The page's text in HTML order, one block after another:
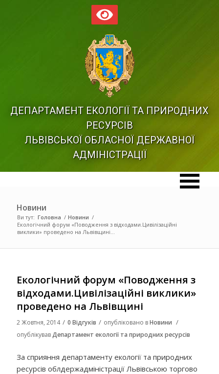
ДЕПАРТАМЕНТ ЕКОЛОГІЇ ТА ПРИРОДНИХ
РЕСУРСІВ
ЛЬВІВСЬКОЇ ОБЛАСНОЇ ДЕРЖАВНОЇ
АДМІНІСТРАЦІЇ
Новини
Ви тут: Головна / Новини /
Екологічний форум «Поводження з відходами.Цивілізаційні
виклики» проведено на Львівщині...
Екологічний форум «Поводження з
відходами.Цивілізаційні виклики»
проведено на Львівщині
2 Жовтня, 2014 / 0 Відгуків / опубліковано вНовини /
опублікувавДепартамент екології та природних ресурсів
За сприяння департаменту екології та природних
ресурсів облдержадміністрації Львівською торгово